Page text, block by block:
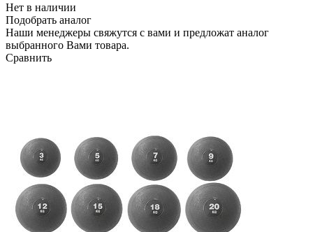
Нет в наличии
Подобрать аналог
Наши менеджеры свяжутся с вами и предложат аналог
выбранного Вами товара.
Сравнить